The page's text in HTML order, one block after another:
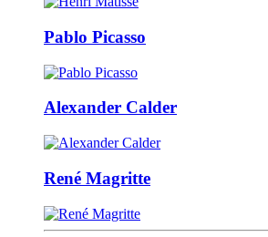
Pablo Picasso
Alexander Calder
René Magritte